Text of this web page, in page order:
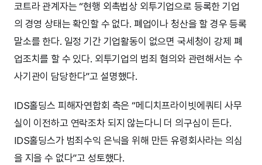
코트라 관계자는 “현행 외촉법상 외투기업으로 등록한 기업
의 경영 상태는 확인할 수 없다. 폐업이나 청산을 할 경우 등록
말소를 한다. 일정 기간 기업활동이 없으면 국세청이 강제 폐
업조치를 할 수 있다. 외투기업의 범죄 혐의와 관련해서는 수
사기관이 담당한다”고 설명했다.
IDS홀딩스 피해자연합회 측은 “메디치프라이빗에쿼티 사무
실이 이전하고 연락조차 되지 않는다니 더 의구심이 든다.
IDS홀딩스가 범죄수익 은닉을 위해 만든 유령회사라는 의심
을 지을 수 없다”고 성토했다.